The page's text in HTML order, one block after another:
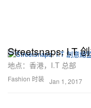
Fashion 时装
Streetsnaps: I.T
地点：香港，I.T 总部
Jan 1, 2017